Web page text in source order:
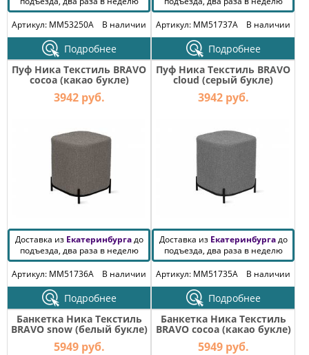
Артикул: MM53250A
В наличии
Подробнее
Артикул: MM51737A
В наличии
Подробнее
Пуф Ника Текстиль BRAVO
cocoa (какао букле)
3942 руб.
Доставка из Екатеринбургадо
подъезда, два раза в неделю
Артикул: MM51736A
В наличии
Подробнее
Пуф Ника Текстиль BRAVO
cloud (серый букле)
3942 руб.
Доставка из Екатеринбургадо
подъезда, два раза в неделю
Артикул: MM51735A
В наличии
Подробнее
Банкетка Ника Текстиль
BRAVO snow (белый букле)
5949 руб.
Банкетка Ника Текстиль
BRAVO cocoa (какао букле)
5949 руб.